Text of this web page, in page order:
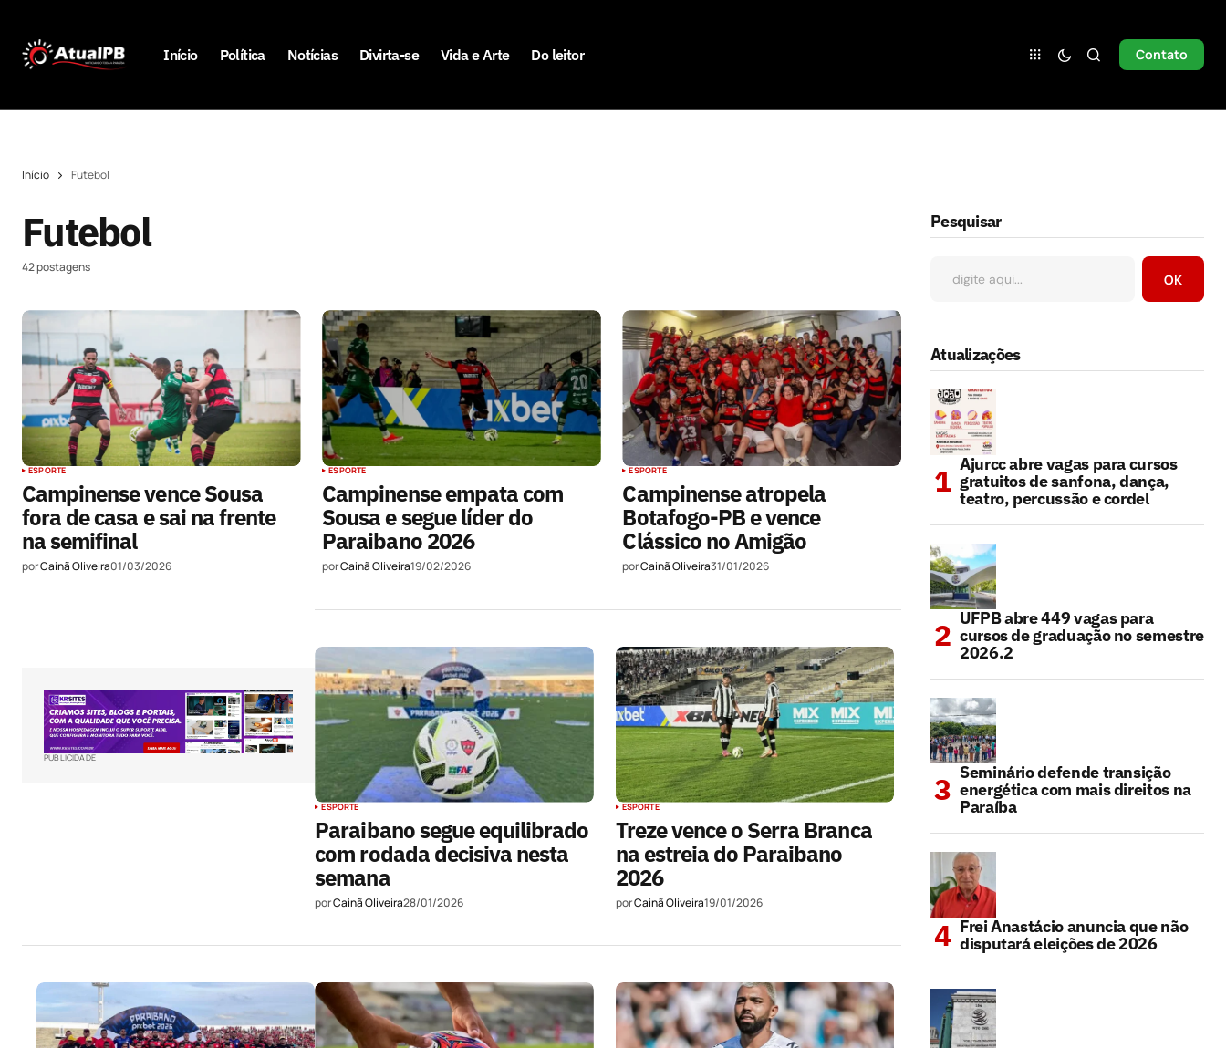
Início Política Notícias Divirta-se Vida e Arte Do leitor Contato
Início Futebol
Futebol
42 postagens
ESPORTE
Campinense vence Sousa
fora de casa e sai na frente
na semifinal
porCainã Oliveira01/03/2026
ESPORTE
Campinense empata com
Sousa e segue líder do
Paraibano 2026
porCainã Oliveira19/02/2026
ESPORTE
Campinense atropela
Botafogo-PB e vence
Clássico no Amigão
porCainã Oliveira31/01/2026
PUBLICIDADE
ESPORTE
Paraibano segue equilibrado
com rodada decisiva nesta
semana
porCainã Oliveira28/01/2026
ESPORTE
Treze vence o Serra Branca
na estreia do Paraibano
2026
porCainã Oliveira19/01/2026
Pesquisar
OK
Atualizações
Ajurcc abre vagas para cursos
gratuitos de sanfona, dança,
teatro, percussão e cordel
UFPB abre 449 vagas para
cursos de graduação no semestre
2026.2
Seminário defende transição
energética com mais direitos na
Paraíba
Frei Anastácio anuncia que não
disputará eleições de 2026